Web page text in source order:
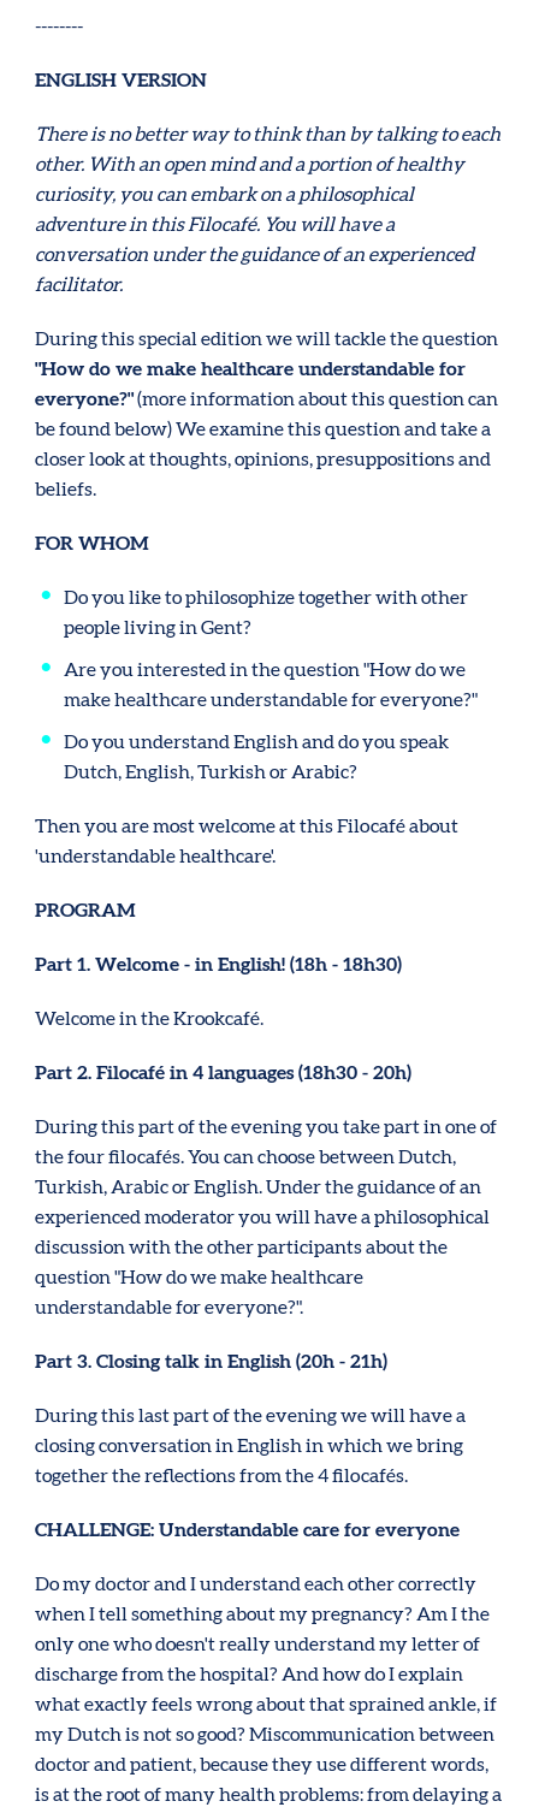
--------
ENGLISH VERSION
There is no better way to think than by talking to each
other. With an open mind and a portion of healthy
curiosity, you can embark on a philosophical
adventure in this Filocafé. You will have a
conversation under the guidance of an experienced
facilitator.
During this special edition we will tackle the question
"How do we make healthcare understandable for
everyone?"(more information about this question can
be found below) We examine this question and take a
closer look at thoughts, opinions, presuppositions and
beliefs.
FOR WHOM
Do you like to philosophize together with other
people living in Gent?
Are you interested in the question "How do we
make healthcare understandable for everyone?"
Do you understand English and do you speak
Dutch, English, Turkish or Arabic?
Then you are most welcome at this Filocafé about
'understandable healthcare'.
PROGRAM
Part 1. Welcome - in English! (18h - 18h30)
Welcome in the Krookcafé.
Part 2. Filocafé in 4 languages ​​(18h30 - 20h)
During this part of the evening you take part in one of
the four filocafés. You can choose between Dutch,
Turkish, Arabic or English. Under the guidance of an
experienced moderator you will have a philosophical
discussion with the other participants about the
question "How do we make healthcare
understandable for everyone?".
Part 3. Closing talk in English (20h - 21h)
During this last part of the evening we will have a
closing conversation in English in which we bring
together the reflections from the 4 filocafés.
CHALLENGE: Understandable care for everyone
Do my doctor and I understand each other correctly
when I tell something about my pregnancy? Am I the
only one who doesn't really understand my letter of
discharge from the hospital? And how do I explain
what exactly feels wrong about that sprained ankle, if
my Dutch is not so good? Miscommunication between
doctor and patient, because they use different words,
is at the root of many health problems: from delaying a